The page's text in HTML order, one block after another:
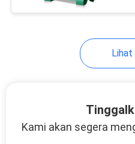
Lihat
Kami akan segera